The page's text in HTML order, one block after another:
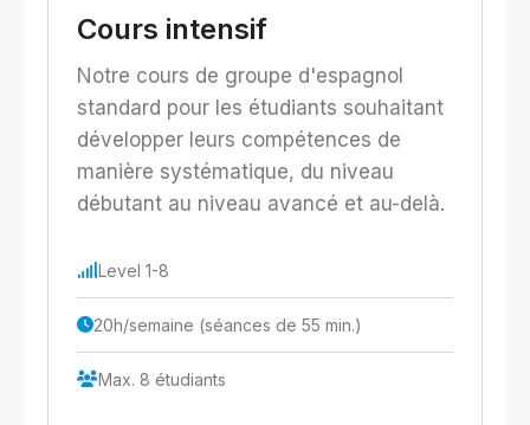
Cours intensif
Notre cours de groupe d'espagnol
standard pour les étudiants souhaitant
développer leurs compétences de
manière systématique, du niveau
débutant au niveau avancé et au-delà.
Level 1-8
20h/semaine (séances de 55 min.)
Max. 8 étudiants